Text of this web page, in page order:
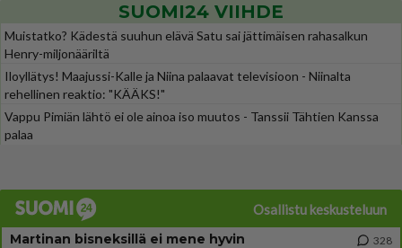
SUOMI24 VIIHDE
Muistatko? Kädestä suuhun elävä Satu sai jättimäisen rahasalkun
Henry-miljonääriltä
Iloyllätys! Maajussi-Kalle ja Niina palaavat televisioon - Niinalta
rehellinen reaktio: "KÄÄKS!"
Vappu Pimiän lähtö ei ole ainoa iso muutos - Tanssii Tähtien Kanssa
palaa
Osallistu keskusteluun
Martinan bisneksillä ei mene hyvin
328